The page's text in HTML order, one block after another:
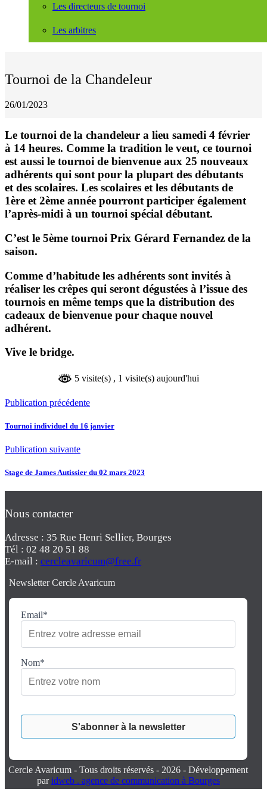
Les directeurs de tournoi
Les arbitres
Tournoi de la Chandeleur
26/01/2023
Le tournoi de la chandeleur a lieu samedi 4 février
à 14 heures. Comme la tradition le veut, ce tournoi
est aussi le tournoi de bienvenue aux 25 nouveaux
adhérents qui sont pour la plupart des débutants
et des scolaires. Les scolaires et les débutants de
1ère et 2ème année pourront participer également
l’après-midi à un tournoi spécial débutant.
C’est le 5ème tournoi Prix Gérard Fernandez de la
saison.
Comme d’habitude les adhérents sont invités à
réaliser les crêpes qui seront dégustées à l’issue des
tournois en même temps que la distribution des
cadeaux de bienvenue pour chaque nouvel
adhérent.
Vive le bridge.
5 visite(s) , 1 visite(s) aujourd'hui
Publication précédente
Tournoi individuel du 16 janvier
Publication suivante
Stage de James Autissier du 02 mars 2023
Nous contacter
Adresse : 35 Rue Henri Sellier, Bourges
Tél : 02 48 20 51 88
E-mail : cercleavaricum@free.fr
Newsletter Cercle Avaricum
Email*
Nom*
Cercle Avaricum - Tous droits réservés - 2026 - Développement
paridweb . agence de communication à Bourges